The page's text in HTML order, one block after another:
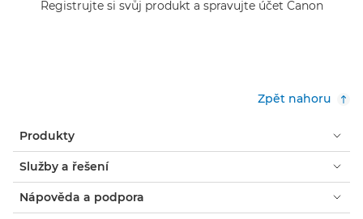
Registrujte si svůj produkt a spravujte účet Canon
Zpět nahoru
Produkty
Služby a řešení
Nápověda a podpora